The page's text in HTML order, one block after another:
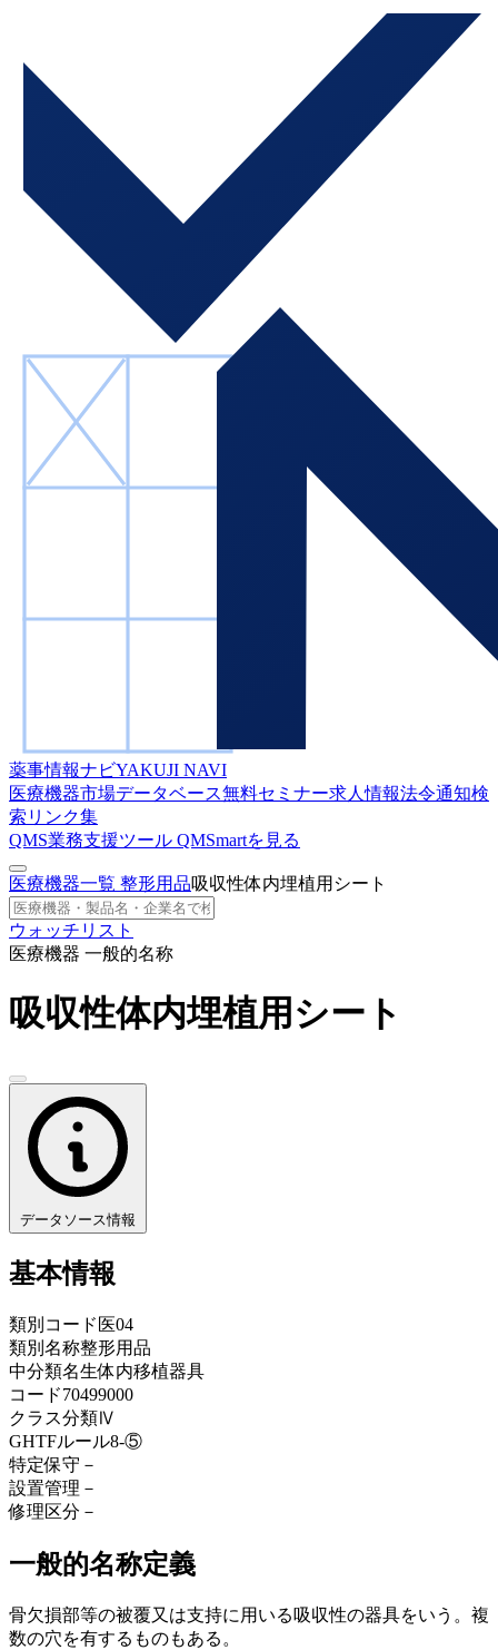
薬事情報ナビYAKUJI NAVI
医療機器市場データベース無料セミナー求人情報法令通知検
索 リンク集
QMS業務支援ツール QMSmartを見る
医療機器一覧 整形用品吸収性体内埋植用シート
ウォッチリスト
医療機器 一般的名称
吸収性体内埋植用シート
データソース情報
基本情報
類別コード 医04
類別名称整形用品
中分類名生体内移植器具
コード70499000
クラス分類Ⅳ
GHTFルール8-⑤
特定保守 －
設置管理 －
修理区分 －
一般的名称定義
骨欠損部等の被覆又は支持に用いる吸収性の器具をいう。複
数の穴を有するものもある。